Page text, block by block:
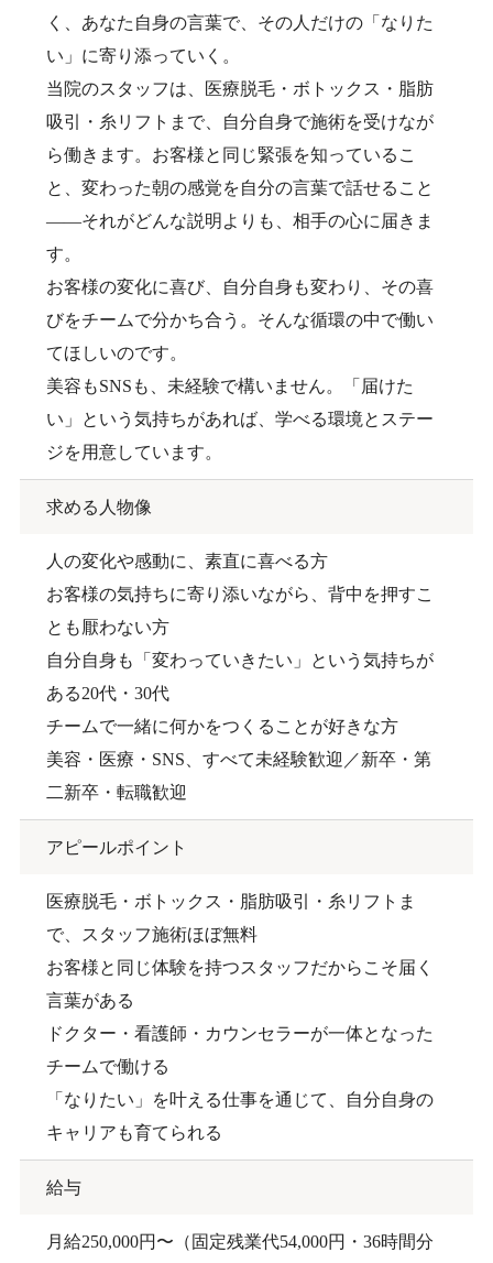
く、あなた自身の言葉で、その人だけの「なりた
い」に寄り添っていく。
当院のスタッフは、医療脱毛・ボトックス・脂肪
吸引・糸リフトまで、自分自身で施術を受けなが
ら働きます。お客様と同じ緊張を知っているこ
と、変わった朝の感覚を自分の言葉で話せること
——それがどんな説明よりも、相手の心に届きま
す。
お客様の変化に喜び、自分自身も変わり、その喜
びをチームで分かち合う。そんな循環の中で働い
てほしいのです。
美容もSNSも、未経験で構いません。「届けた
い」という気持ちがあれば、学べる環境とステー
ジを用意しています。
求める人物像
人の変化や感動に、素直に喜べる方
お客様の気持ちに寄り添いながら、背中を押すこ
とも厭わない方
自分自身も「変わっていきたい」という気持ちが
ある20代・30代
チームで一緒に何かをつくることが好きな方
美容・医療・SNS、すべて未経験歓迎／新卒・第
二新卒・転職歓迎
アピールポイント
医療脱毛・ボトックス・脂肪吸引・糸リフトま
で、スタッフ施術ほぼ無料
お客様と同じ体験を持つスタッフだからこそ届く
言葉がある
ドクター・看護師・カウンセラーが一体となった
チームで働ける
「なりたい」を叶える仕事を通じて、自分自身の
キャリアも育てられる
給与
月給250,000円〜（固定残業代54,000円・36時間分